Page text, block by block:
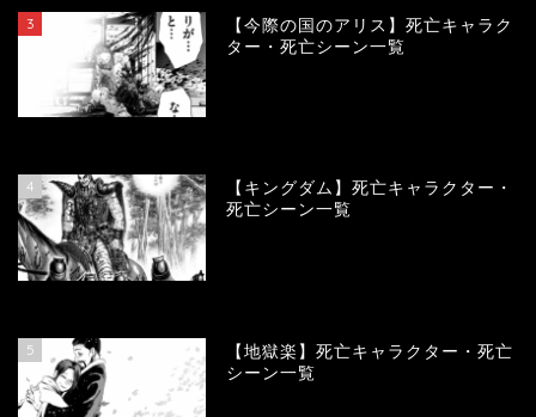
3
【今際の国のアリス】死亡キャラク
ター・死亡シーン一覧
4
【キングダム】死亡キャラクター・
死亡シーン一覧
5
【地獄楽】死亡キャラクター・死亡
シーン一覧